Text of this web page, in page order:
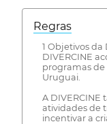
Regras
1 Objetivos da
DIVERCINE
programas de
Uruguai.
A
atividades de
incentivar a